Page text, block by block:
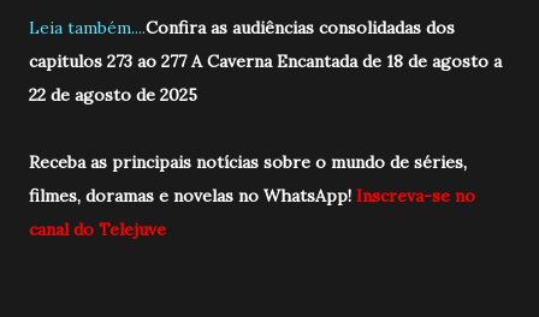
Leia também....Confira as audiências consolidadas dos
capitulos 273 ao 277 A Caverna Encantada de 18 de agosto a
22 de agosto de 2025
Receba as principais notícias sobre o mundo de séries,
filmes, doramas e novelas no WhatsApp! Inscreva-se no
canal do Telejuve